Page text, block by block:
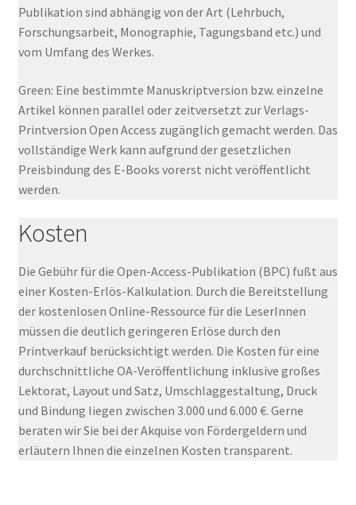
Publikation sind abhängig von der Art (Lehrbuch,
Forschungsarbeit, Monographie, Tagungsband etc.) und
vom Umfang des Werkes.
Green: Eine bestimmte Manuskriptversion bzw. einzelne
Artikel können parallel oder zeitversetzt zur Verlags-
Printversion Open Access zugänglich gemacht werden. Das
vollständige Werk kann aufgrund der gesetzlichen
Preisbindung des E-Books vorerst nicht veröffentlicht
werden.
Kosten
Die Gebühr für die Open-Access-Publikation (BPC) fußt aus
einer Kosten-Erlös-Kalkulation. Durch die Bereitstellung
der kostenlosen Online-Ressource für die LeserInnen
müssen die deutlich geringeren Erlöse durch den
Printverkauf berücksichtigt werden. Die Kosten für eine
durchschnittliche OA-Veröffentlichung inklusive großes
Lektorat, Layout und Satz, Umschlaggestaltung, Druck
und Bindung liegen zwischen 3.000 und 6.000 €. Gerne
beraten wir Sie bei der Akquise von Fördergeldern und
erläutern Ihnen die einzelnen Kosten transparent.